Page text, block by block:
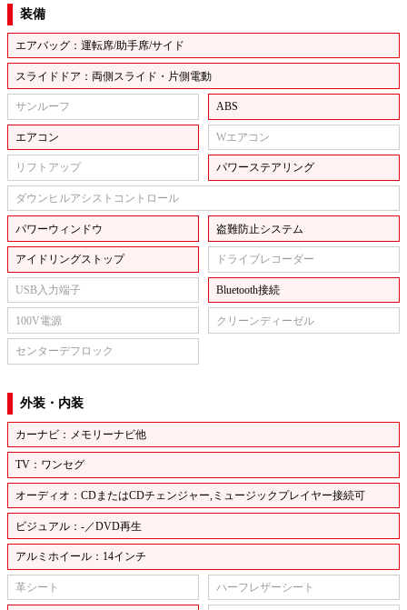
装備
エアバッグ：運転席/助手席/サイド
スライドドア：両側スライド・片側電動
サンルーフ ABS
エアコン Wエアコン
リフトアップ パワーステアリング
ダウンヒルアシストコントロール
パワーウィンドウ 盗難防止システム
アイドリングストップ ドライブレコーダー
USB入力端子 Bluetooth接続
100V電源 クリーンディーゼル
センターデフロック
外装・内装
カーナビ：メモリーナビ他
TV：ワンセグ
オーディオ：CDまたはCDチェンジャー,ミュージックプレイヤー接続可
ビジュアル：-／DVD再生
アルミホイール：14インチ
革シート ハーフレザーシート